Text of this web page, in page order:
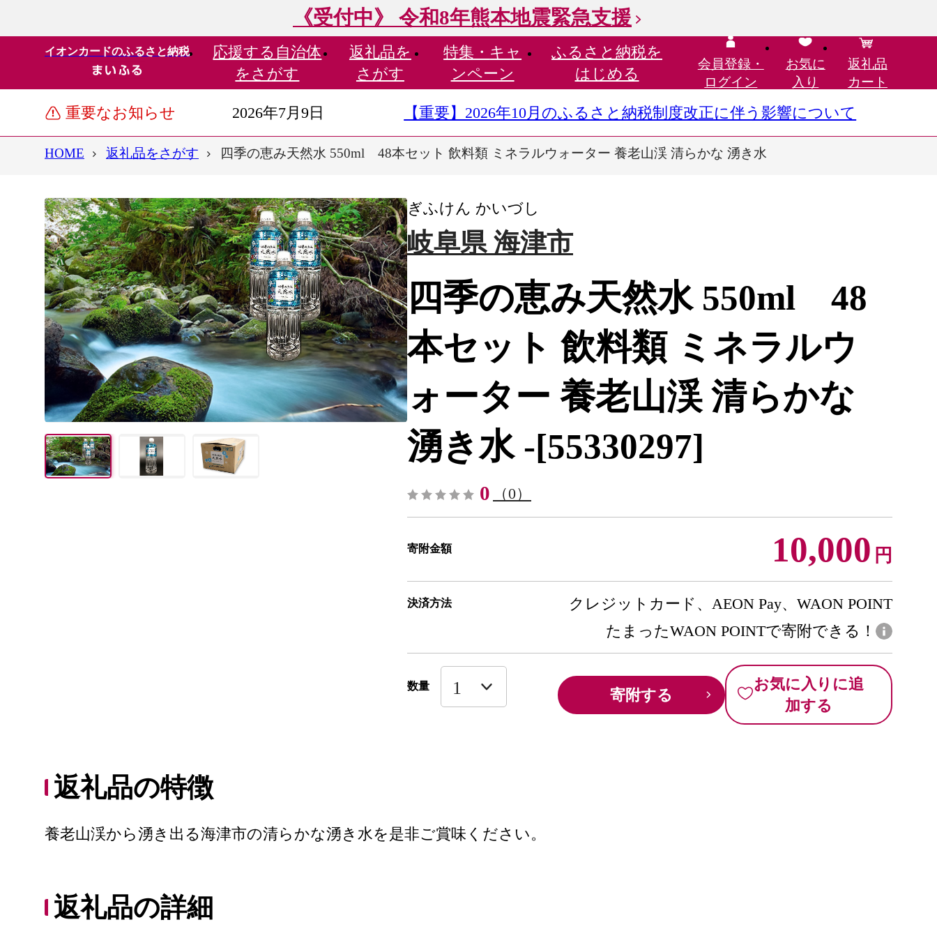
《受付中》 令和8年熊本地震緊急支援
イオンカードのふるさと納税 応援する 自治体
をさがす
返礼品を
さがす
特集・ キャ
ンペーン
ふるさと納税を
はじめる
会員登録・
ログイン
お気に
入り
返礼品
カート
重要なお知らせ 2026年7月9日 【重要】2026年10月のふるさと納税制度改正に伴う影響について
HOME 返礼品をさがす 四季の恵み天然水 550ml 48本セット 飲料類 ミネラルウォーター 養老山渓 清らかな 湧き水
ぎふけん かいづし
岐阜県 海津市
四季の恵み天然水 550ml 48
本セット 飲料類 ミネラルウ
ォーター 養老山渓 清らかな
湧き水 -[55330297]
0 （0）
寄附金額 10,000 円
決済方法
クレジットカード、AEON Pay、WAON POINT
たまったWAON POINTで寄附できる！
数量 寄附する
お気に入りに追
加する
返礼品の特徴
養老山渓から湧き出る海津市の清らかな湧き水を是非ご賞味ください。
返礼品の詳細